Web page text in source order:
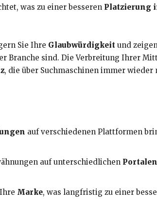
was zu einer besseren Platzierung
Sie Ihre Glaubwürdigkeit und
Branche sind. Die Verbreitung Ihrer
, die über Suchmaschinen immer wieder
auf verschiedenen Plattformen
auf unterschiedlichen Portalen
Marke, was langfristig zu einer